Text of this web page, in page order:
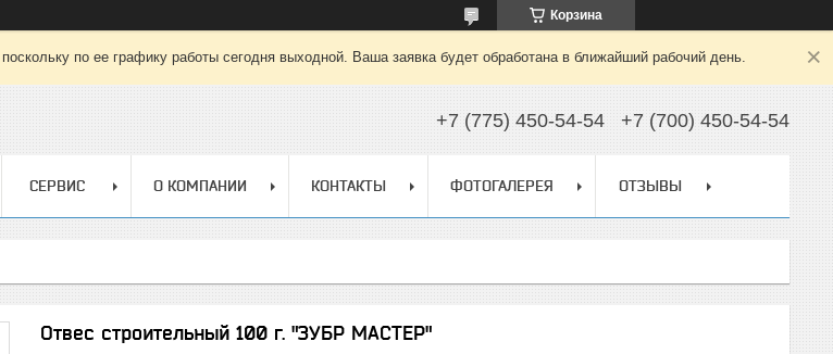
Корзина
по ее графику работы сегодня выходной. Ваша заявка будет обработана в ближайший рабочий день.
+7 (775) 450-54-54 +7 (700) 450-54-54
СЕРВИС О КОМПАНИИ КОНТАКТЫ ФОТОГАЛЕРЕЯ ОТЗЫВЫ
Отвес строительный 100 г. "ЗУБР МАСТЕР"